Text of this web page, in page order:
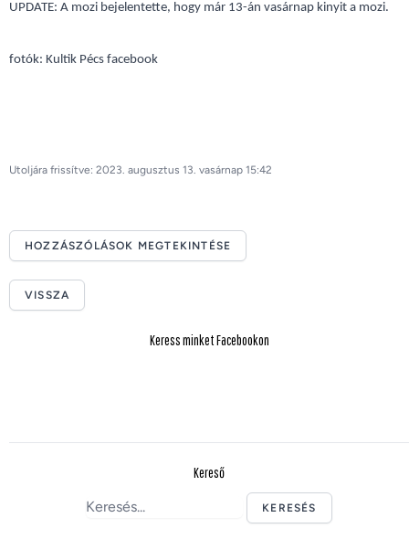
UPDATE: A mozi bejelentette, hogy már 13-án vasárnap kinyit a mozi.
fotók: Kultik Pécs facebook
Utoljára frissítve: 2023. augusztus 13. vasárnap 15:42
HOZZÁSZÓLÁSOK MEGTEKINTÉSE
VISSZA
Keress minket Facebookon
Kereső
KERESÉS